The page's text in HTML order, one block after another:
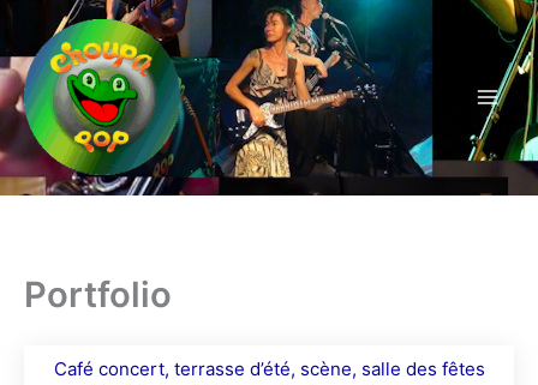
contenu
Portfolio
Café concert, terrasse d’été, scène, salle des fêtes